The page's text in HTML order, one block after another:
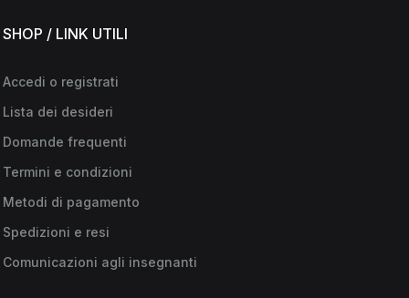
SHOP / LINK UTILI
Accedi o registrati
Lista dei desideri
Domande frequenti
Termini e condizioni
Metodi di pagamento
Spedizioni e resi
Comunicazioni agli insegnanti